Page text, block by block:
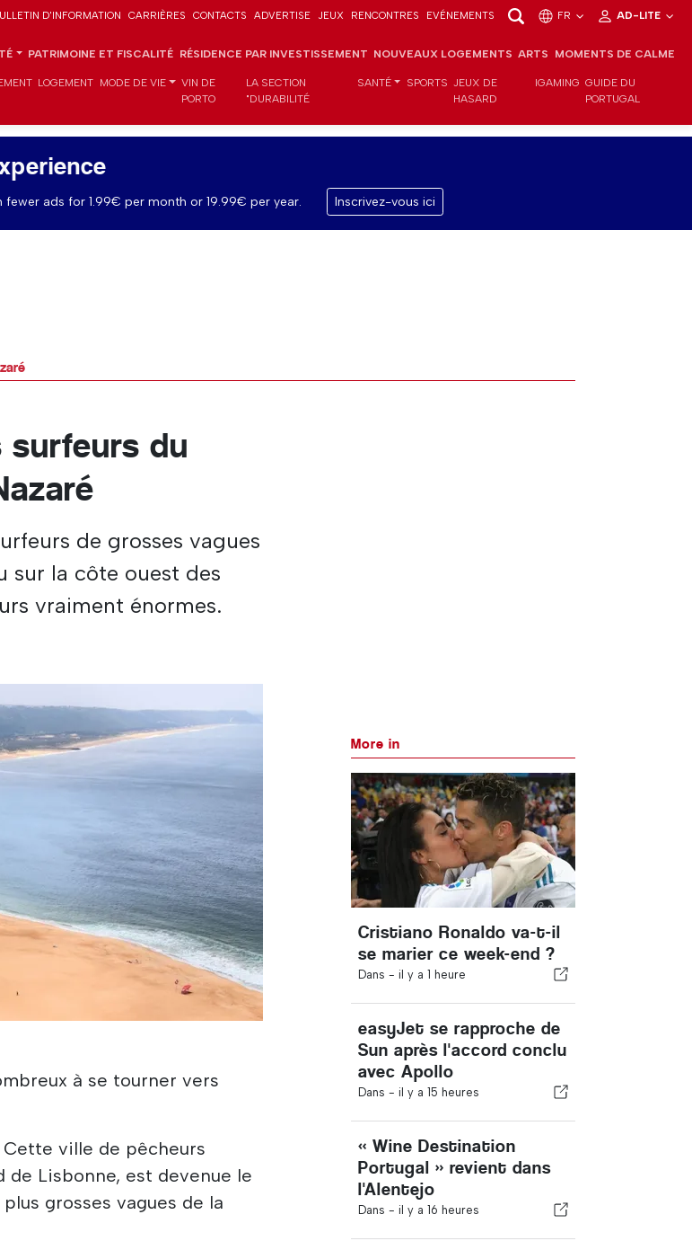
D'INFORMATION CARRIÈRES CONTACTS ADVERTISE JEUX RENCONTRES EVÉNEMENTS FR AD-LITE
PATRIMOINE ET FISCALITÉ RÉSIDENCE PAR INVESTISSEMENT NOUVEAUX LOGEMENTS ARTS MOMENTS DE CALME
LOGEMENT MODE DE VIE
VIN DE
PORTO
LA SECTION
"DURABILITÉ
SANTÉ SPORTS JEUX DE
HASARD
IGAMING GUIDE DU
PORTUGAL
fewer ads for 1.99€ per month or 19.99€ per year. Inscrivez-vous ici
surfeurs du
de grosses vagues
sur la côte ouest des
vraiment énormes.
à se tourner vers
ville de pêcheurs
Lisbonne, est devenue le
grosses vagues de la
More in
Cristiano Ronaldo va-t-il
se marier ce week-end ?
Dans - il y a 1 heure
easyJet se rapproche de
Sun après l'accord conclu
avec Apollo
Dans - il y a 15 heures
« Wine Destination
Portugal » revient dans
l'Alentejo
Dans - il y a 16 heures